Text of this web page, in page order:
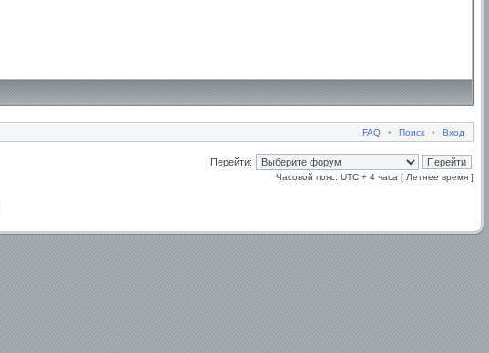
FAQ • Поиск • Вход
Перейти:
Часовой пояс: UTC + 4 часа [ Летнее время ]